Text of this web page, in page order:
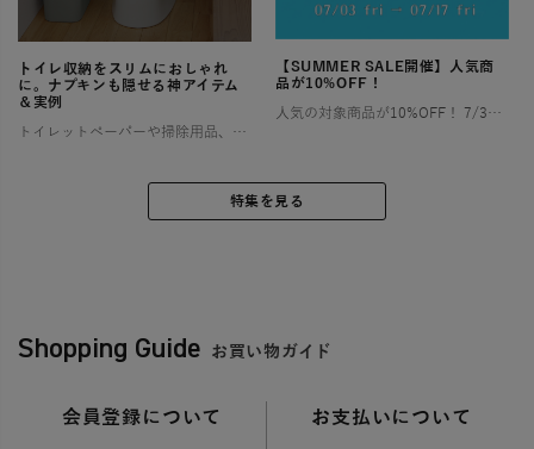
トイレ収納をスリムにおしゃれ
に。ナプキンも隠せる神アイテム
＆実例
トイレットペーパーや掃除用品、サニタリー用品など、とかく物が多くなりがちなトイレ空間は、「狭い」「生活感が出てしまう」といったお悩みを抱える方が少なくありません。 特に小さなお子様がいるご家庭では、おむつやその処理に関わ […]
【SUMMER SALE開催】人気商
品が10%OFF！
人気の対象商品が10%OFF！ 7/3〜7/17の2週間限定！ お部屋やアウトドアで快適な夏を過ごすために特別セールを開催します！ お得なこの機会にぜひチェックしてみてくださいね🎶 ゴミ箱（ダストボックス） […]
特集を見る
Shopping Guide お買い物ガイド
会員登録について お支払いについて